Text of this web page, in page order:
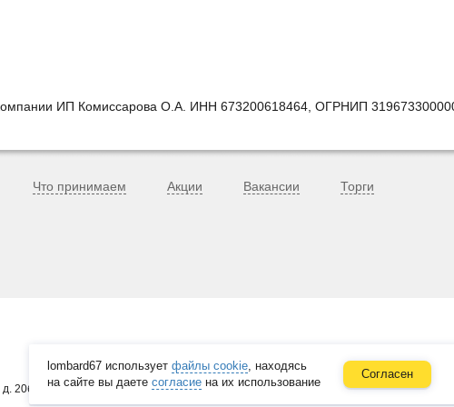
компании ИП Комиссарова О.А. ИНН 673200618464, ОГРНИП
lombard67 использует файлы cookie, находясь
на сайте вы даете согласие на их использование
Согласен
Что принимаем Акции Вакансии Торги
20б, кв. 33